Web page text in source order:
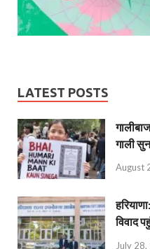
LATEST POSTS
गाली
August
विवाद
July